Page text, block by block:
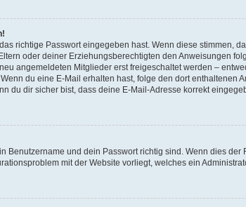
richtige Passwort eingegeben hast. Wenn diese stimmen,
oder deiner Erziehungsberechtigten den Anweisungen
angemeldeten Mitglieder erst freigeschaltet werden –
du eine E-Mail erhalten hast, folge den dort
du dir sicher bist, dass deine E-Mail-Adresse korrekt
Benutzername und dein Passwort richtig sind. Wenn dies
mit der Website vorliegt, welches ein